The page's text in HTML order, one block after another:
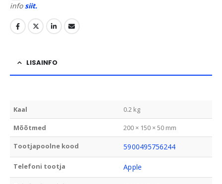
infosiit.
LISAINFO
Kaal 0.2 kg
Mõõtmed 200 × 150 × 50 mm
Tootjapoolne kood 5900495756244
Telefoni tootja Apple